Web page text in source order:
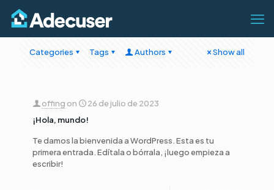
Categories Tags Authors Show all
offing on
26 de julio de 2023
¡Hola, mundo!
Te damos la bienvenida a WordPress. Esta es tu
primera entrada. Edítala o bórrala, ¡luego empieza a
escribir!